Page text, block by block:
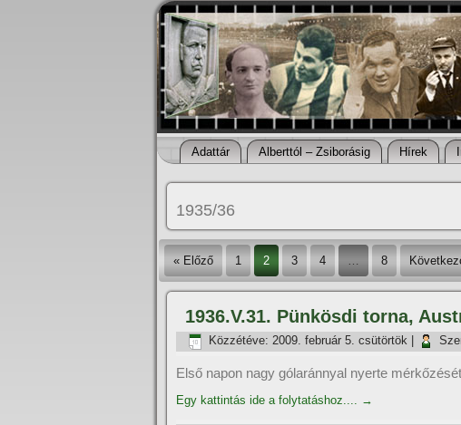
Adattár Alberttól – Zsiborásig Hí­rek
1935/36
« Előző 1 2 3 4 … 8
1936.V.31. Pünkösdi torna,
Közzétéve: 2009. február 5. csütörtök
Első napon nagy gólaránnyal nyerte
Egy kattintás ide a folytatáshoz.... →